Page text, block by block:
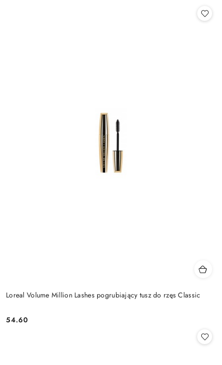
Loreal Volume Million Lashes pogrubiający tusz do rzęs Classic
Cena:
54.60